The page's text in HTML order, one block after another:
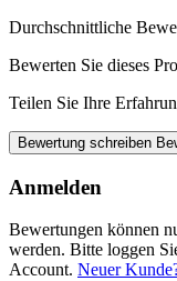
Durchschnittliche
Bewerten Sie dieses
Teilen Sie Ihre
Bewertung schreiben
Anmelden
Bewertungen können
werden. Bitte loggen
Account. Neuer